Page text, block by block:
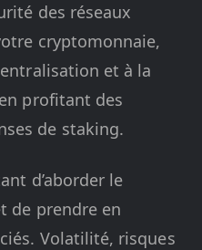
des réseaux
cryptomonnaie,
et à la
profitant des
de staking.
d’aborder le
de prendre en
Volatilité, risques